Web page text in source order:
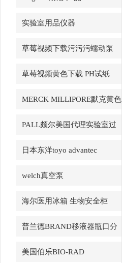
赛默飞
实验室用品仪器
草莓视频下载污污污蠕动泵
LongerPump
草莓视频黄色下载 PH试纸
MERCK MILLIPORE默克黄色
草莓视频APP产品
PALL颇尔美国代理实验室过
滤产品
日本东洋toyo advantec
welch真空泵
海尔医用冰箱 生物安全柜
普兰德BRAND移液器瓶口分
配器
美国伯乐BIO-RAD